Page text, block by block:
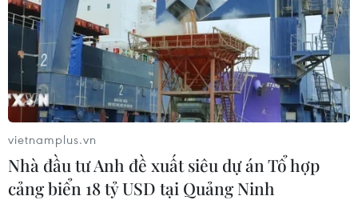
hai ứng cử viên mạnh nhất giải gặp lại nhau để phân
định ngôi vị số 1 giải đấu.
vietnamplus.vn
Nhà đầu tư Anh đề xuất siêu dự án Tổ hợp
cảng biển 18 tỷ USD tại Quảng Ninh